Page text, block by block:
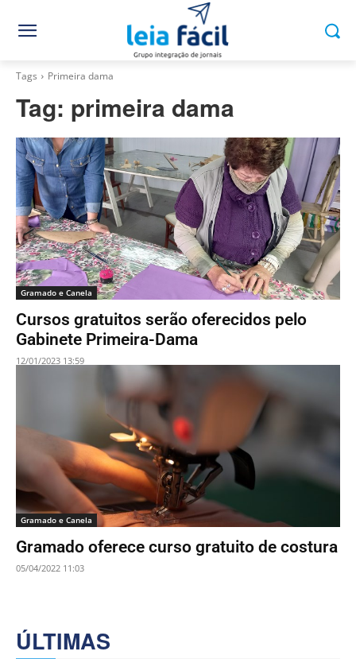
Tags Primeira dama
Tag: primeira dama
Gramado e Canela
Cursos gratuitos serão oferecidos pelo
Gabinete Primeira-Dama
12/01/2023 13:59
Gramado e Canela
Gramado oferece curso gratuito de costura
05/04/2022 11:03
ÚLTIMAS